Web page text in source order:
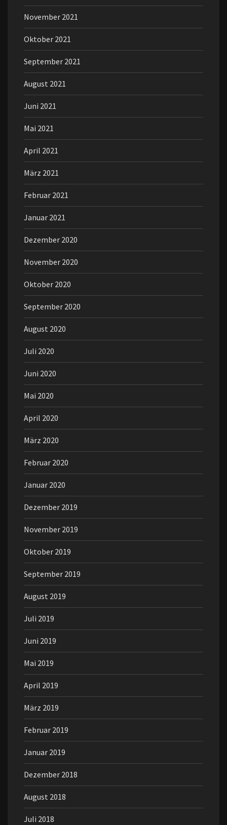
November 2021
Oktober 2021
September 2021
August 2021
Juni 2021
Mai 2021
April 2021
März 2021
Februar 2021
Januar 2021
Dezember 2020
November 2020
Oktober 2020
September 2020
August 2020
Juli 2020
Juni 2020
Mai 2020
April 2020
März 2020
Februar 2020
Januar 2020
Dezember 2019
November 2019
Oktober 2019
September 2019
August 2019
Juli 2019
Juni 2019
Mai 2019
April 2019
März 2019
Februar 2019
Januar 2019
Dezember 2018
August 2018
Juli 2018